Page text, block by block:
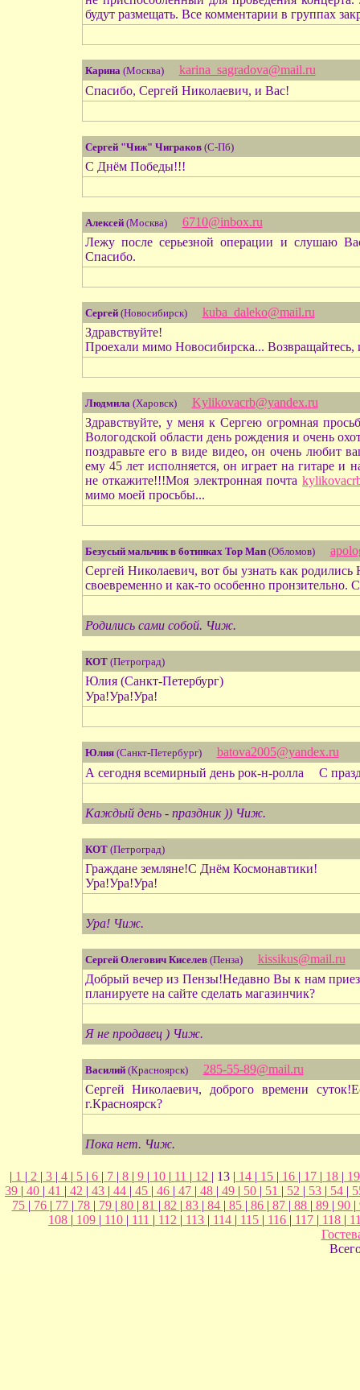
будут размещать. Все комментарии в группах
Карина(Москва)
karina_sagradova@mail.ru
Спасибо, Сергей Николаевич, и Вас!
Сергей "Чиж" Чиграков(С-Пб)
С Днём Победы!!!
Алексей(Москва)
6710@inbox.ru
Лежу после серьезной операции и слушаю
Спасибо.
Сергей(Новосибирск)
kuba_daleko@mail.ru
Здравствуйте!
Проехали мимо Новосибирска...
Людмила(Харовск)
Kylikovacrb@yandex.ru
Здравствуйте, у меня к Сергею огромная
Вологодской области день рождения и очень
поздравьте его в виде видео, он очень любит
ему 45 лет исполняется, он играет на гитаре
не откажите!!!Моя электронная почта
мимо моей просьбы...
Безусый мальчик в ботинках Top Man(Обломов)
Сергей Николаевич, вот бы узнать как
своевременно и как-то особенно пронзительно.
Родились сами собой. Чиж.
КОТ(Петроград)
Юлия (Санкт-Петербург)
Ура!Ура!Ура!
Юлия(Санкт-Петербург)
batova2005@yandex.ru
А сегодня всемирный день рок-н-ролла
С
Каждый день - праздник )) Чиж.
КОТ(Петроград)
Граждане земляне!С Днём Космонавтики!
Ура!Ура!Ура!
Ура! Чиж.
Сергей Олегович Киселев(Пенза)
kissikus@mail.ru
Добрый вечер из Пензы!Недавно Вы к нам
планируете на сайте сделать магазинчик?
Я не продавец ) Чиж.
Василий(Красноярск)
285-55-89@mail.ru
Сергей Николаевич, доброго времени
г.Красноярск?
Пока нет. Чиж.
| 1 | 2 | 3 | 4 | 5 | 6 | 7 | 8 | 9 | 10 | 11 | 12 | 13 | 14 | 15 | 16 | 17 | 18 |
39 | 40 | 41 | 42 | 43 | 44 | 45 | 46 | 47 | 48 | 49 | 50 | 51 | 52 | 53 | 54 |
75 | 76 | 77 | 78 | 79 | 80 | 81 | 82 | 83 | 84 | 85 | 86 | 87 | 88 | 89 | 90 |
108 | 109 | 110 | 111 | 112 | 113 | 114 | 115 | 116 | 117 | 118 |